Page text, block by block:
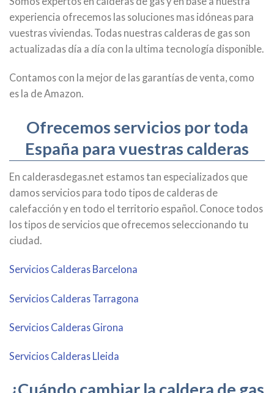
experiencia ofrecemos las soluciones mas idóneas para
vuestras viviendas. Todas nuestras calderas de gas son
actualizadas día a día con la ultima tecnología disponible.
Contamos con la mejor de las garantías de venta, como
es la de Amazon.
Ofrecemos servicios por toda
España para vuestras calderas
En calderasdegas.net estamos tan especializados que
damos servicios para todo tipos de calderas de
calefacción y en todo el territorio español. Conoce todos
los tipos de servicios que ofrecemos seleccionando tu
ciudad.
Servicios Calderas Barcelona
Servicios Calderas Tarragona
Servicios Calderas Girona
Servicios Calderas Lleida